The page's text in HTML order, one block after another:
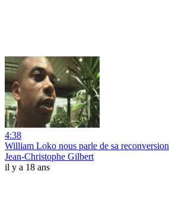
4:38
William Loko nous parle de sa reconversion
Jean-Christophe Gilbert
il y a 18 ans